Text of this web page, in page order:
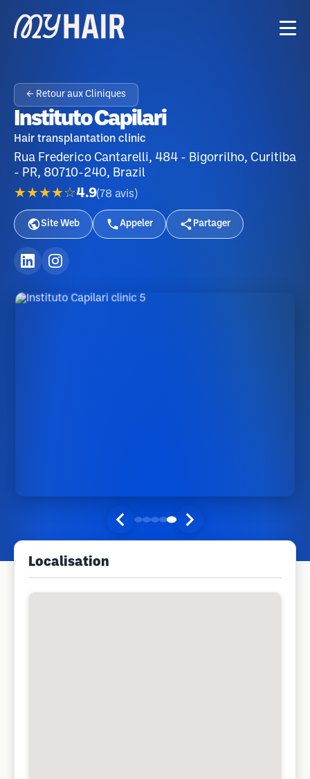
← Retour aux Cliniques
Instituto Capilari
Hair transplantation clinic
Rua Frederico Cantarelli, 484 - Bigorrilho, Curitiba
- PR, 80710-240, Brazil
★★★★☆4.9(78 avis )
Site Web Appeler Partager
Localisation